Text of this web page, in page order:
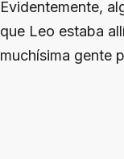
Evidentemente,
que Leo estaba
muchísima gente